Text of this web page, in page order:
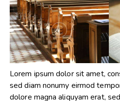
Lorem ipsum dolor sit amet,
sed diam nonumy eirmod
dolore magna aliquyam erat,